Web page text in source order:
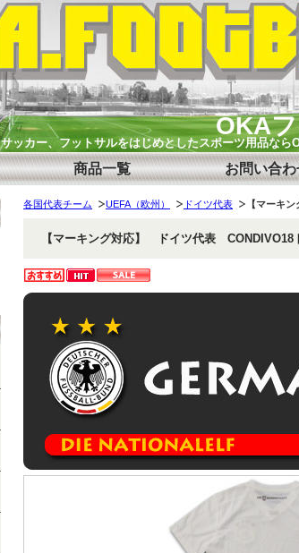
OKA
サッカー、フットサルをはじめとしたスポーツ用品なら
商品一覧 お問い合わ
各国代表チーム UEFA（欧州） ドイツ代表 【マーキ
【マーキング対応】 ドイツ代表